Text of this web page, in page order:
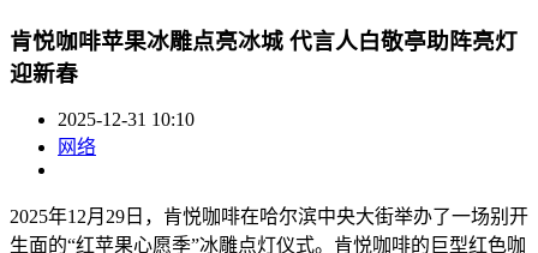
肯悦咖啡苹果冰雕点亮冰城 代言人白敬亭助阵亮灯
迎新春
2025-12-31 10:10
网络
2025年12月29日，肯悦咖啡在哈尔滨中央大街举办了一场别开
生面的“红苹果心愿季”冰雕点灯仪式。肯悦咖啡的巨型红色咖